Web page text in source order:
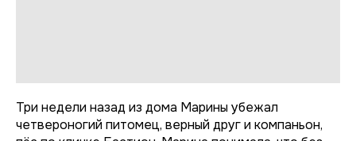
Три недели назад из дома Марины убежал
четвероногий питомец, верный друг и компаньон,